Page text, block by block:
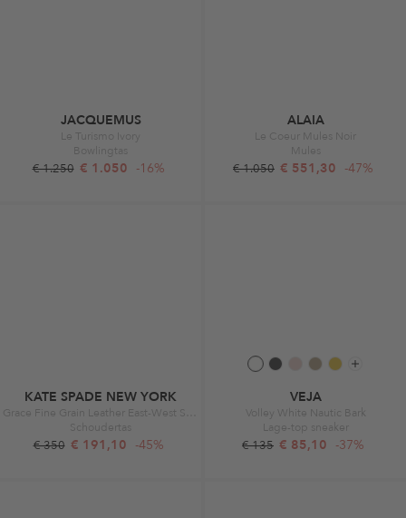
JACQUEMUS
Le Turismo Ivory
Bowlingtas
€ 1.250 € 1.050 -16%
ALAIA
Le Coeur Mules Noir
Mules
€ 1.050 € 551,30 -47%
KATE SPADE NEW YORK
Schoudertas
€ 350 € 191,10 -45%
VEJA
Volley White Nautic Bark
Lage-top sneaker
€ 135 € 85,10 -37%